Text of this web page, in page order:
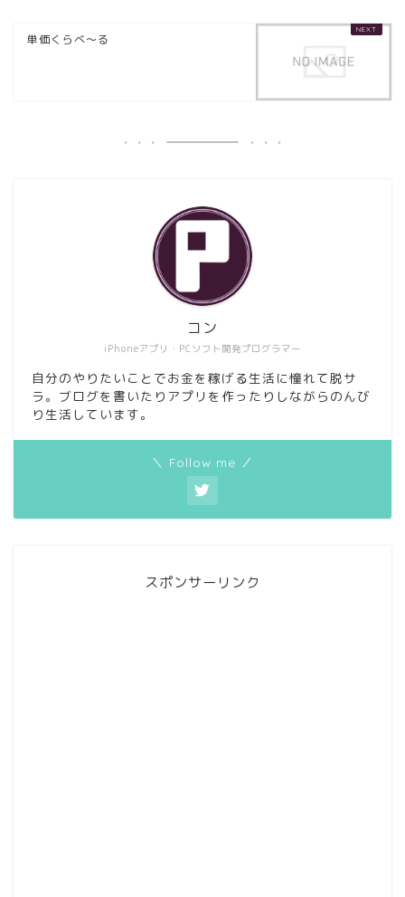
単価くらべ～る
iPhoneアプリ・PCソフト開発プログラマー
コン
自分のやりたいことでお金を稼げる生活に憧れて脱サ
ラ。ブログを書いたりアプリを作ったりしながらのんび
り生活しています。
＼ Follow me ／
スポンサーリンク